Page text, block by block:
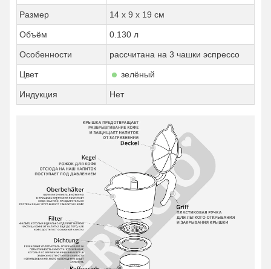
Размер 14 х 9 х 19 см
Объём 0.130 л
Особенности рассчитана на 3 чашки эспрессо
Цвет зелёный
Индукция Нет